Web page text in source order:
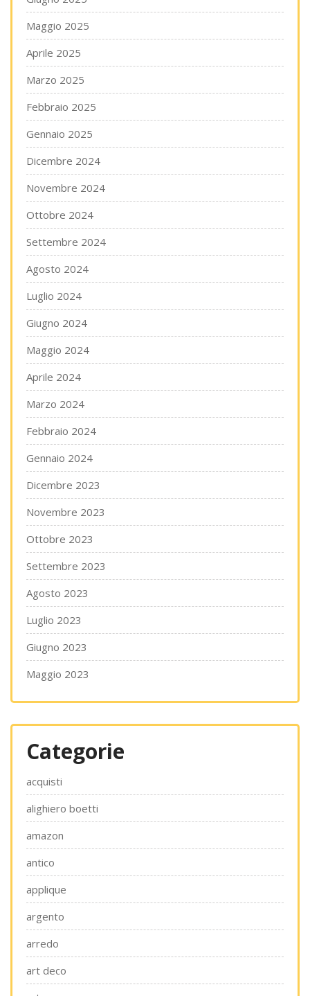
Maggio 2025
Aprile 2025
Marzo 2025
Febbraio 2025
Gennaio 2025
Dicembre 2024
Novembre 2024
Ottobre 2024
Settembre 2024
Agosto 2024
Luglio 2024
Giugno 2024
Maggio 2024
Aprile 2024
Marzo 2024
Febbraio 2024
Gennaio 2024
Dicembre 2023
Novembre 2023
Ottobre 2023
Settembre 2023
Agosto 2023
Luglio 2023
Giugno 2023
Maggio 2023
Categorie
acquisti
alighiero boetti
amazon
antico
applique
argento
arredo
art deco